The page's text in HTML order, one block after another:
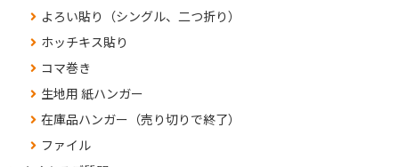
よろい貼り（シングル、二つ折り）
ホッチキス貼り
コマ巻き
生地用 紙ハンガー
在庫品ハンガー（売り切りで終了）
ファイル